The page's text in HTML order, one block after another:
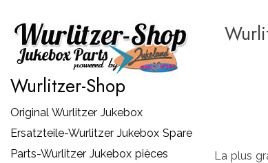
Inhalt
springen
Wurlitzer-Shop
Original Wurlitzer Jukebox
Ersatzteile-Wurlitzer Jukebox Spare
Parts-Wurlitzer Jukebox pièces
La plus